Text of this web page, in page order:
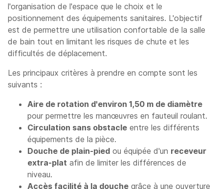
l'organisation de l'espace que le choix et le
positionnement des équipements sanitaires. L'objectif
est de permettre une utilisation confortable de la salle
de bain tout en limitant les risques de chute et les
difficultés de déplacement.
Les principaux critères à prendre en compte sont les
suivants :
Aire de rotation d'environ 1,50 m de diamètre
pour permettre les manœuvres en fauteuil roulant.
Circulation sans obstacle entre les différents
équipements de la pièce.
Douche de plain-pied ou équipée d'un receveur
extra-plat afin de limiter les différences de
niveau.
Accès facilité à la douche grâce à une ouverture